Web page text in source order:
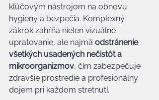
kľúčovým nástrojom na obnovu
hygieny a bezpečia. Komplexný
zákrok zahŕňa nielen vizuálne
upratovanie, ale najmä odstránenie
všetkých usadených nečistôt a
mikroorganizmov, čím zabezpečuje
zdravšie prostredie a profesionálny
dojem pri každom stretnutí.